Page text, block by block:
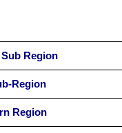
Region
Region
Region